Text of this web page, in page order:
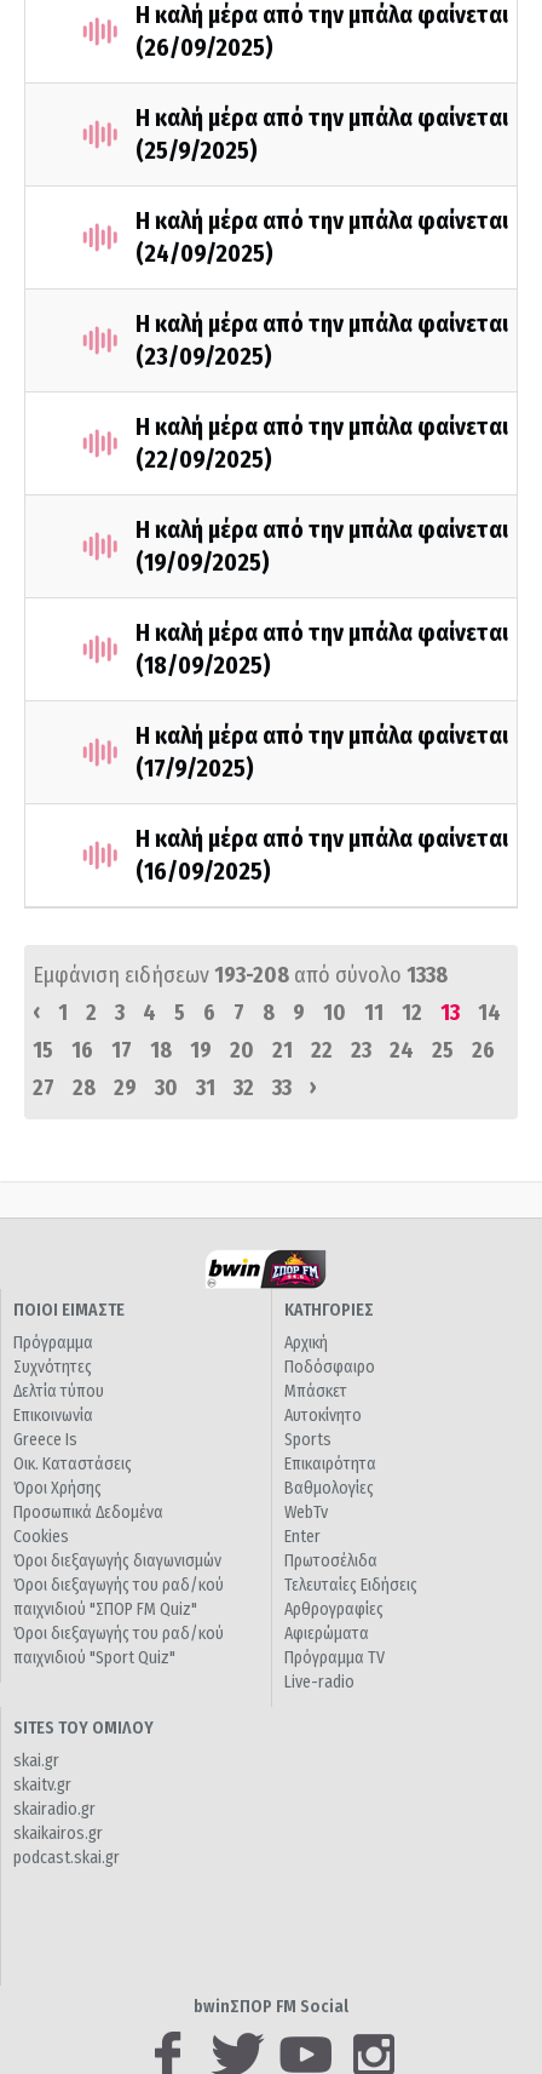
Η καλή μέρα από την μπάλα φαίνεται
(26/09/2025)
Η καλή μέρα από την μπάλα φαίνεται
(25/9/2025)
Η καλή μέρα από την μπάλα φαίνεται
(24/09/2025)
Η καλή μέρα από την μπάλα φαίνεται
(23/09/2025)
Η καλή μέρα από την μπάλα φαίνεται
(22/09/2025)
Η καλή μέρα από την μπάλα φαίνεται
(19/09/2025)
Η καλή μέρα από την μπάλα φαίνεται
(18/09/2025)
Η καλή μέρα από την μπάλα φαίνεται
(17/9/2025)
Η καλή μέρα από την μπάλα φαίνεται
(16/09/2025)
Εμφάνιση ειδήσεων193-208 από σύνολο 1338
‹
1 2 3 4 5 6 7 8 9 10 11 12 13
14
15
16 17 18 19 20 21 22 23 24 25
26
27
28 29 30 31 32 33 ›
ΠΟΙΟΙ ΕΙΜΑΣΤΕ
Πρόγραμμα
Συχνότητες
Δελτία τύπου
Επικοινωνία
Greece Is
Οικ. Καταστάσεις
Όροι Χρήσης
Προσωπικά Δεδομένα
Cookies
Όροι διεξαγωγής διαγωνισμών
Όροι διεξαγωγής του ραδ/κού
παιχνιδιού "ΣΠΟΡ FM Quiz"
Όροι διεξαγωγής του ραδ/κού
παιχνιδιού "Sport Quiz"
ΚΑΤΗΓΟΡΙΕΣ
Αρχική
Ποδόσφαιρο
Μπάσκετ
Αυτοκίνητο
Sports
Επικαιρότητα
Βαθμολογίες
WebTv
Enter
Πρωτοσέλιδα
Τελευταίες Ειδήσεις
Αρθρογραφίες
Αφιερώματα
Πρόγραμμα TV
Live-radio
SITES ΤΟΥ ΟΜΙΛΟΥ
skai.gr
skaitv.gr
skairadio.gr
skaikairos.gr
podcast.skai.gr
bwinΣΠΟΡ FM Social